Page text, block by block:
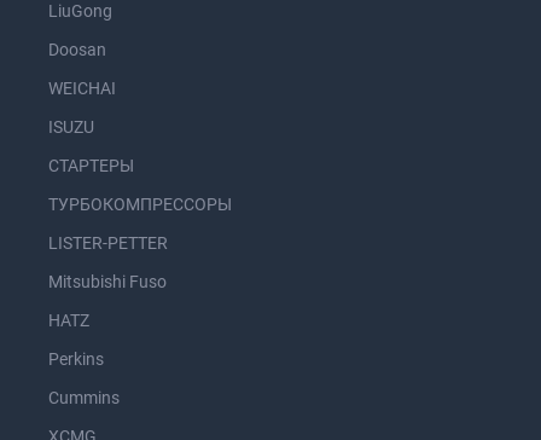
LiuGong
Doosan
WEICHAI
ISUZU
СТАРТЕРЫ
ТУРБОКОМПРЕССОРЫ
LISTER-PETTER
Mitsubishi Fuso
HATZ
Perkins
Cummins